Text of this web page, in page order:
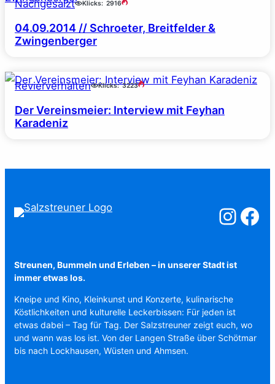
Nachgesalzt Klicks: 2916
04.09.2014 // Schroeter, Breitfelder &
Zwingenberger
Revierverhalten Klicks: 3223
Der Vereinsmeier: Interview mit Feyhan
Karadeniz
Salzstreuner
Streunen, Bummeln und Erleben – in unserer Stadt ist
immer etwas los.
Kneipe und Kino, Kleinkunst und Konzerte, kulinarische
Köstlichkeiten und kulturelle Leckerbissen: Für jeden ist
etwas dabei – Tag für Tag. Der Salzstreuner zeigt euch, wo
und wann was los ist. Von der Langen Straße über Schötmar
bis nach Lockhausen, Wüsten und Ahmsen.